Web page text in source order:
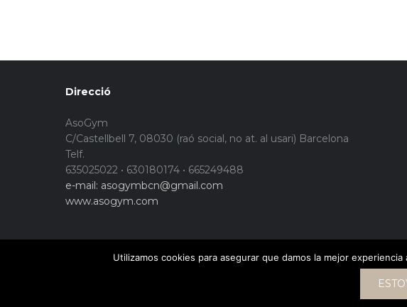
Direcció
AsoGym
C/Castellbell 7, 08030 (raó social, no at. al usari) Barcelona
Telf.
635025022 • 630180174 • 665249488
e-mail: asogymbcn@gmail.com
www.asogym.com
Utilizamos cookies para asegurar que damos la mejor